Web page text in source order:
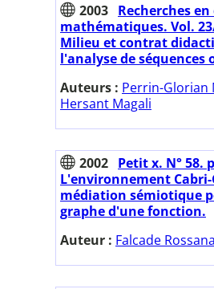
2003 Recherches
mathématiques. Vol.
Milieu et contrat
l'analyse de séquences
Auteurs : Perrin-Glorian
Hersant Magali
2002 Petit x. N° 58.
L'environnement
médiation sémiotique
graphe d'une fonction.
Auteur : Falcade Rossana